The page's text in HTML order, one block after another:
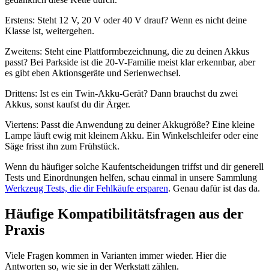
Erstens: Steht 12 V, 20 V oder 40 V drauf? Wenn es nicht deine
Klasse ist, weitergehen.
Zweitens: Steht eine Plattformbezeichnung, die zu deinen Akkus
passt? Bei Parkside ist die 20-V-Familie meist klar erkennbar, aber
es gibt eben Aktionsgeräte und Serienwechsel.
Drittens: Ist es ein Twin-Akku-Gerät? Dann brauchst du zwei
Akkus, sonst kaufst du dir Ärger.
Viertens: Passt die Anwendung zu deiner Akkugröße? Eine kleine
Lampe läuft ewig mit kleinem Akku. Ein Winkelschleifer oder eine
Säge frisst ihn zum Frühstück.
Wenn du häufiger solche Kaufentscheidungen triffst und dir generell
Tests und Einordnungen helfen, schau einmal in unsere Sammlung
Werkzeug Tests, die dir Fehlkäufe ersparen. Genau dafür ist das da.
Häufige Kompatibilitätsfragen aus der
Praxis
Viele Fragen kommen in Varianten immer wieder. Hier die
Antworten so, wie sie in der Werkstatt zählen.